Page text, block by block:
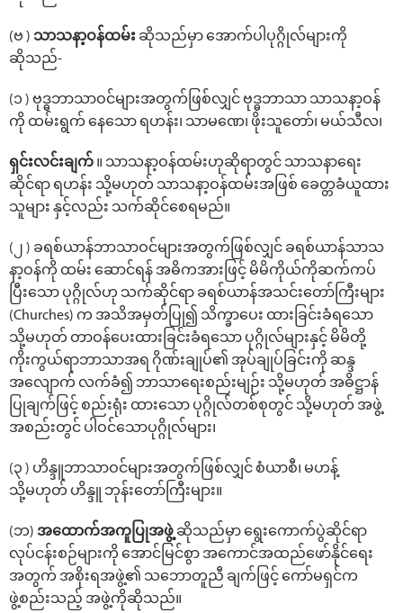
(ဗ ) သာသနာ့ဝန်ထမ်း ဆိုသည်မှာ အောက်ပါပုဂ္ဂိုလ်များကို
ဆိုသည်-
(၁ ) ဗုဒ္ဓဘာသာဝင်များအတွက်ဖြစ်လျှင် ဗုဒ္ဓဘာသာ သာသနာ့ဝန်
ကို ထမ်းရွက် နေသော ရဟန်း၊ သာမဏေ၊ ဖိုးသူတော်၊ မယ်သီလ၊
ရှင်းလင်းချက် ။ သာသနာ့ဝန်ထမ်းဟုဆိုရာတွင် သာသနာရေး
ဆိုင်ရာ ရဟန်း သို့မဟုတ် သာသနာ့ဝန်ထမ်းအဖြစ် ခေတ္တခံယူထား
သူများ နှင့်လည်း သက်ဆိုင်စေရမည်။
(၂ ) ခရစ်ယာန်ဘာသာဝင်များအတွက်ဖြစ်လျှင် ခရစ်ယာန်သာသ
နာ့ဝန်ကို ထမ်း ဆောင်ရန် အဓိကအားဖြင့် မိမိကိုယ်ကိုဆက်ကပ်
ပြီးသော ပုဂ္ဂိုလ်ဟု သက်ဆိုင်ရာ ခရစ်ယာန်အသင်းတော်ကြီးများ
(Churches) က အသိအမှတ်ပြု၍ သိက္ခာပေး ထားခြင်းခံရသော
သို့မဟုတ် တာဝန်ပေးထားခြင်းခံရသော ပုဂ္ဂိုလ်များနှင့် မိမိတို့
ကိုးကွယ်ရာဘာသာအရ ဂိုဏ်းချုပ်၏ အုပ်ချုပ်ခြင်းကို ဆန္ဒ
အလျောက် လက်ခံ၍ ဘာသာရေးစည်းမျဉ်း သို့မဟုတ် အဓိဋ္ဌာန်
ပြုချက်ဖြင့် စည်းရုံး ထားသော ပုဂ္ဂိုလ်တစ်စုတွင် သို့မဟုတ် အဖွဲ့
အစည်းတွင် ပါဝင်သောပုဂ္ဂိုလ်များ၊
(၃ ) ဟိန္ဒူဘာသာဝင်များအတွက်ဖြစ်လျှင် စံယာစီ၊ မဟန့်
သို့မဟုတ် ဟိန္ဒူ ဘုန်းတော်ကြီးများ။
(ဘ) အထောက်အကူပြုအဖွဲ့ ဆိုသည်မှာ ရွေးကောက်ပွဲဆိုင်ရာ
လုပ်ငန်းစဉ်များကို အောင်မြင်စွာ အကောင်အထည်ဖော်နိုင်ရေး
အတွက် အစိုးရအဖွဲ့၏ သဘောတူညီ ချက်ဖြင့် ကော်မရှင်က
ဖွဲ့စည်းသည့် အဖွဲ့ကိုဆိုသည်။